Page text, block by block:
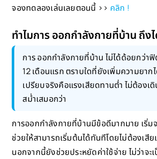
จองทดลองเล่นเลยตอนนี้ >> คลิก !
ทำไมการ ออกกำลังกายที่บ้าน ถึง
การ ออกกำลังกายที่บ้าน ไม่ได้ด้อยกว่า
12 เดือนแรก ตราบใดที่ยังเพิ่มความยาก
เปรียบจริงคือแรงเสียดทานต่ำ ไม่ต้องเ
สม่ำเสมอกว่า
การออกกำลังกายที่บ้านมีข้อดีมากมาย เริ่ม
ช่วยให้สามารถเริ่มต้นได้ทันทีโดยไม่ต้องเสีย
นอกจากนี้ยังช่วยประหยัดค่าใช้จ่าย ไม่ว่าจะ